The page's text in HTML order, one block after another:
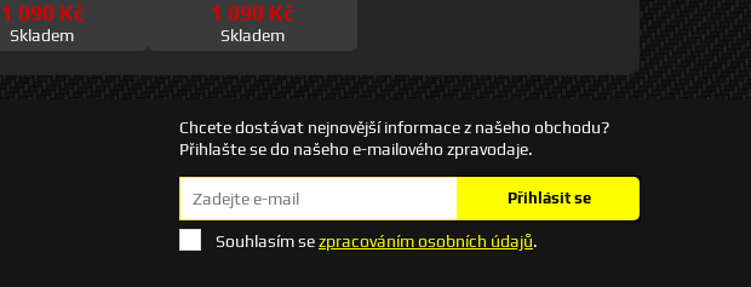
1 090 Kč
Skladem
1 090 Kč
Skladem
Chcete dostávat nejnovější informace z našeho obchodu?
Přihlašte se do našeho e-mailového zpravodaje.
Přihlásit se
Souhlasím sezpracováním osobních údajů.